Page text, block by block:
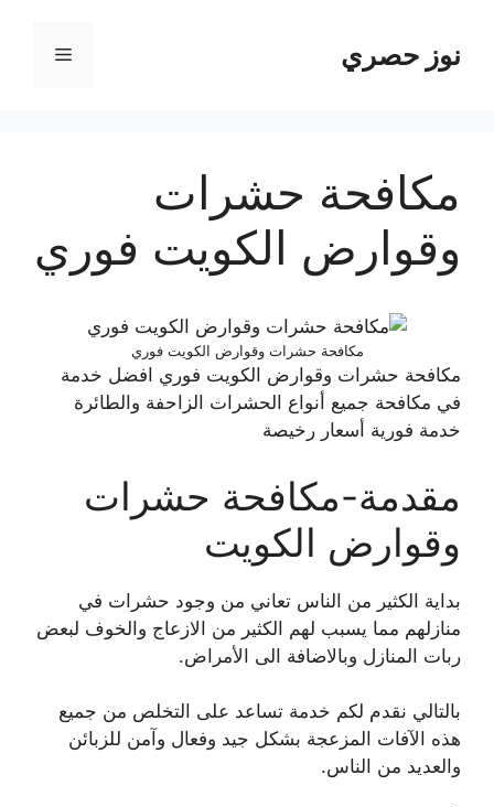
المحتوىنوز حصري القائمة
مكافحة حشرات
وقوارض الكويت فوري
مكافحة حشرات وقوارض الكويت فوري
مكافحة حشرات وقوارض الكويت فوري افضل خدمة
في مكافحة جميع أنواع الحشرات الزاحفة والطائرة
خدمة فورية أسعار رخيصة
مقدمة-مكافحة حشرات
وقوارض الكويت
بداية الكثير من الناس تعاني من وجود حشرات في
منازلهم مما يسبب لهم الكثير من الازعاج والخوف لبعض
ربات المنازل وبالاضافة الى الأمراض.
بالتالي نقدم لكم خدمة تساعد على التخلص من جميع
هذه الآفات المزعجة بشكل جيد وفعال وآمن للزبائن
والعديد من الناس.